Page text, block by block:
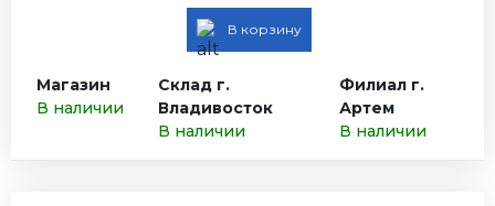
В корзину
Магазин
В наличии
Склад г.
Владивосток
В наличии
Филиал г.
Артем
В наличии